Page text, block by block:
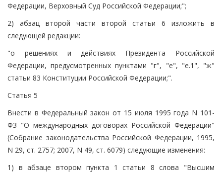
Федерации, Верховный Суд Российской Федерации;";
2) абзац второй части второй статьи 6 изложить в
следующей редакции:
"о решениях и действиях Президента Российской
Федерации, предусмотренных пунктами "г", "е", "е.1", "ж"
статьи 83 Конституции Российской Федерации;".
Статья 5
Внести в Федеральный закон от 15 июля 1995 года N 101-
ФЗ "О международных договорах Российской Федерации"
(Собрание законодательства Российской Федерации, 1995,
N 29, ст. 2757; 2007, N 49, ст. 6079) следующие изменения:
1) в абзаце втором пункта 1 статьи 8 слова "Высшим